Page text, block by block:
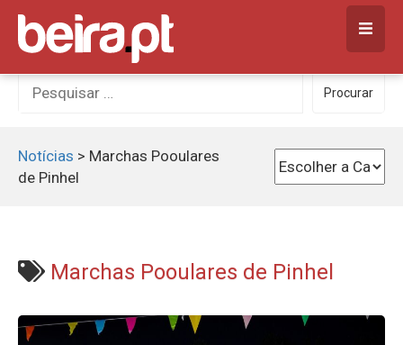
Skip
content
Procurar
por:
Procurar
Notícias > Marchas Pooulares
de Pinhel
Marchas Pooulares de Pinhel